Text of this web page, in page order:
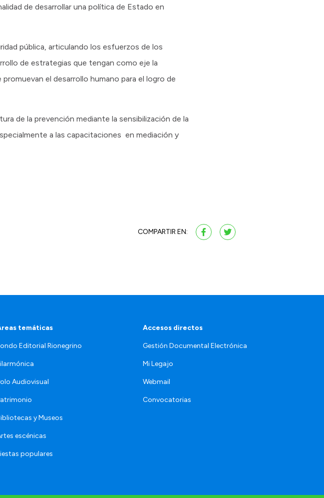
de desarrollar una política de Estado en
pública, articulando los esfuerzos de los
de estrategias que tengan como eje la
el desarrollo humano para el logro de
de la prevención mediante la sensibilización de la
a las capacitaciones en mediación y
COMPARTIR EN:
temáticas
Editorial Rionegrino
Audiovisual
y Museos
escénicas
populares
Accesos directos
Gestión Documental Electrónica
Mi Legajo
Webmail
Convocatorias